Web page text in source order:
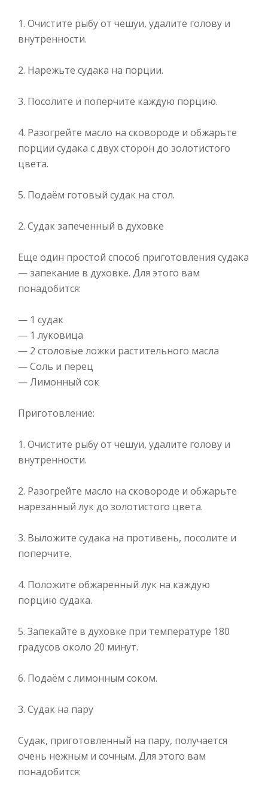
1. Очистите рыбу от чешуи, удалите голову и
внутренности.
2. Нарежьте судака на порции.
3. Посолите и поперчите каждую порцию.
4. Разогрейте масло на сковороде и обжарьте
порции судака с двух сторон до золотистого
цвета.
5. Подаём готовый судак на стол.
2. Судак запеченный в духовке
Еще один простой способ приготовления судака
— запекание в духовке. Для этого вам
понадобится:
— 1 судак
— 1 луковица
— 2 столовые ложки растительного масла
— Соль и перец
— Лимонный сок
Приготовление:
1. Очистите рыбу от чешуи, удалите голову и
внутренности.
2. Разогрейте масло на сковороде и обжарьте
нарезанный лук до золотистого цвета.
3. Выложите судака на противень, посолите и
поперчите.
4. Положите обжаренный лук на каждую
порцию судака.
5. Запекайте в духовке при температуре 180
градусов около 20 минут.
6. Подаём с лимонным соком.
3. Судак на пару
Судак, приготовленный на пару, получается
очень нежным и сочным. Для этого вам
понадобится: